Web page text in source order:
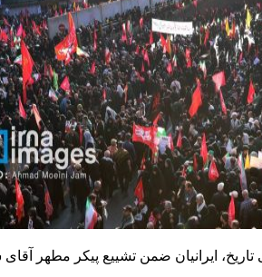
ایرانیان ضمن تشییع پیکر مطهر آقای